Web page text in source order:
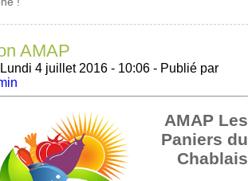
AMAP
4 juillet 2016 - 10:06 - Publié par
AMAP Les
Paniers du
Chablais